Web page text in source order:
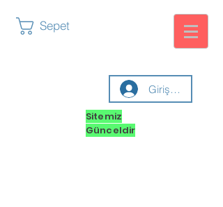
Sepet
Giriş yap
Sitemiz
Günceldir